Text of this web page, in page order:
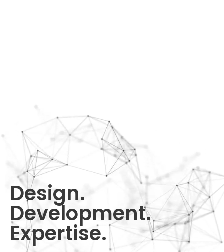
Design.
Development.
Expertise.